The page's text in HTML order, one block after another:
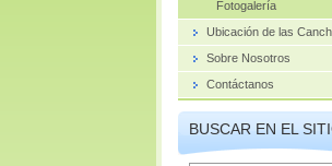
Fotogalería
Ubicación de las
Sobre Nosotros
Contáctanos
BUSCAR EN EL